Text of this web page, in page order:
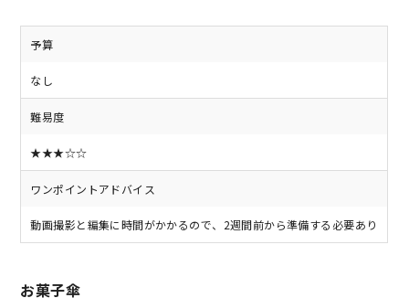
予算
なし
難易度
★★★☆☆
ワンポイントアドバイス
動画撮影と編集に時間がかかるので、2週間前から準備する必要あり
お菓子傘